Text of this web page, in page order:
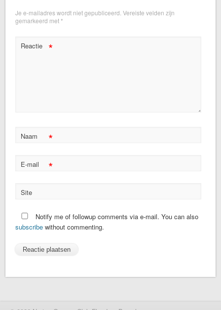
Je e-mailadres wordt niet gepubliceerd.Vereiste velden zijn
gemarkeerd met*
Reactie *
Naam *
E-mail *
Site
Notify me of followup comments via e-mail. You can also
subscribe without commenting.